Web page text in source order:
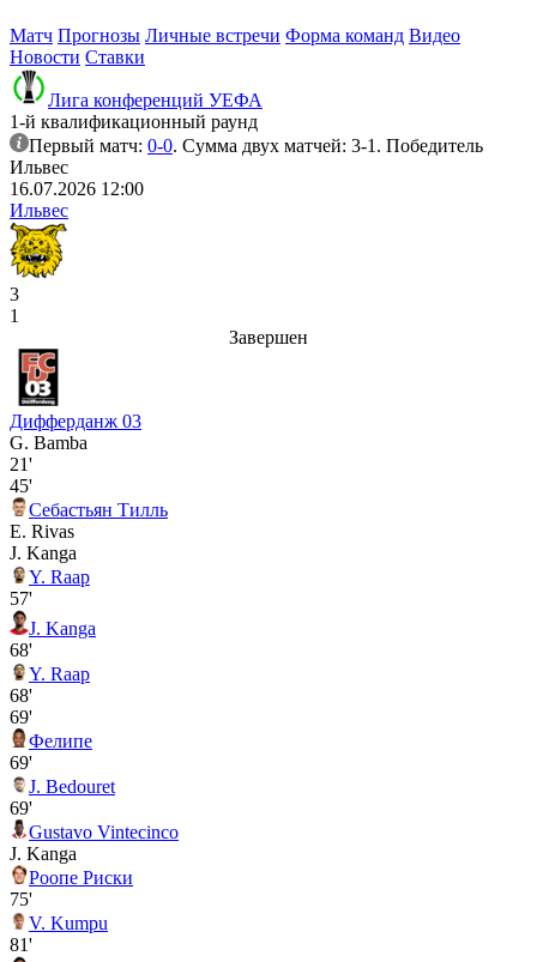
Матч Прогнозы Личные встречи Форма команд Видео
Новости Ставки
Лига конференций УЕФА
1-й квалификационный раунд
Первый матч: 0-0. Сумма двух матчей: 3-1. Победитель
Ильвес
16.07.2026 12:00
Ильвес
3
1
Завершен
Дифферданж 03
G. Bamba
21'
45'
Себастьян Тилль
E. Rivas
J. Kanga
Y. Raap
57'
J. Kanga
68'
Y. Raap
68'
69'
Фелипе
69'
J. Bedouret
69'
Gustavo Vintecinco
J. Kanga
Роопе Риски
75'
V. Kumpu
81'